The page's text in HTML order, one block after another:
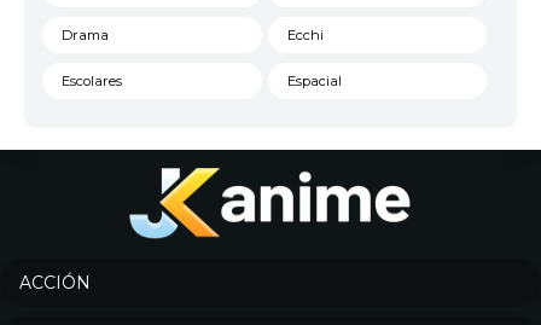
Drama Ecchi
Escolares Espacial
Historico
Josei
ACCIÓN